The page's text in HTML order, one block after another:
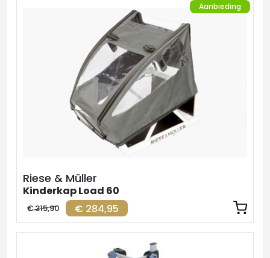
Aanbieding
Riese & Müller
Kinderkap Load 60
€ 284,95
€ 315,90